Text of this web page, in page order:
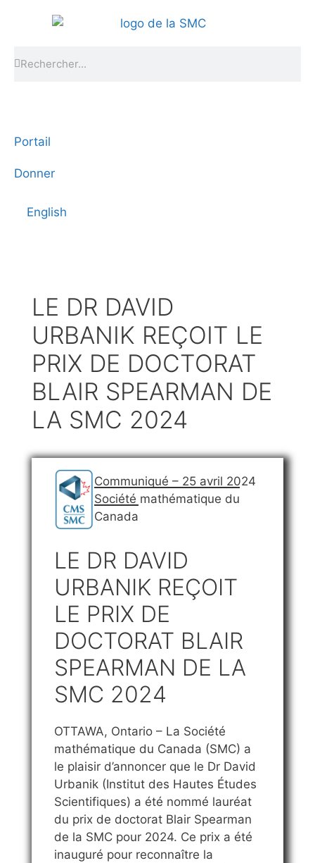
Portail
Donner
English
LE DR DAVID
URBANIK REÇOIT LE
PRIX DE DOCTORAT
BLAIR SPEARMAN DE
LA SMC 2024
Communiqué – 25 avril 2024
Société mathématique du
Canada
LE DR DAVID
URBANIK REÇOIT
LE PRIX DE
DOCTORAT BLAIR
SPEARMAN DE LA
SMC 2024
OTTAWA, Ontario – La Société
mathématique du Canada (SMC) a
le plaisir d’annoncer que le Dr David
Urbanik (Institut des Hautes Études
Scientifiques) a été nommé lauréat
du prix de doctorat Blair Spearman
de la SMC pour 2024. Ce prix a été
inauguré pour reconnaître la